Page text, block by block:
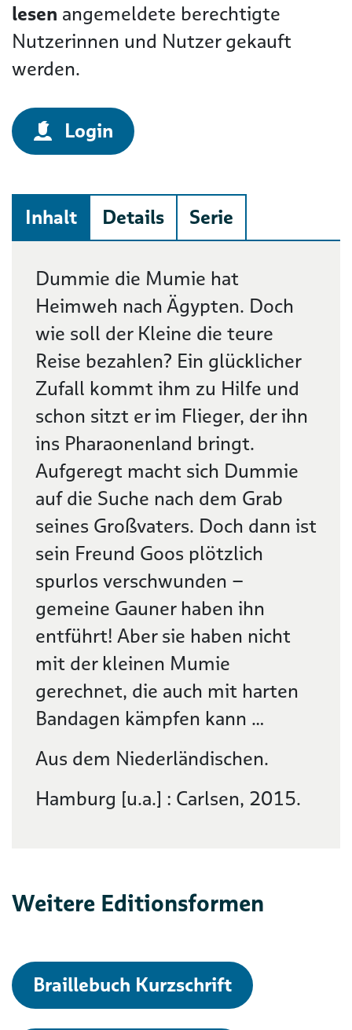
lesen angemeldete berechtigte
Nutzerinnen und Nutzer gekauft
werden.
Login
Inhalt Details Serie
Beschreibung
Dummie die Mumie hat
Heimweh nach Ägypten. Doch
wie soll der Kleine die teure
Reise bezahlen? Ein glücklicher
Zufall kommt ihm zu Hilfe und
schon sitzt er im Flieger, der ihn
ins Pharaonenland bringt.
Aufgeregt macht sich Dummie
auf die Suche nach dem Grab
seines Großvaters. Doch dann ist
sein Freund Goos plötzlich
spurlos verschwunden –
gemeine Gauner haben ihn
entführt! Aber sie haben nicht
mit der kleinen Mumie
gerechnet, die auch mit harten
Bandagen kämpfen kann …
Aus dem Niederländischen.
Hamburg [u.a.] : Carlsen, 2015.
Weitere Editionsformen
Braillebuch Kurzschrift